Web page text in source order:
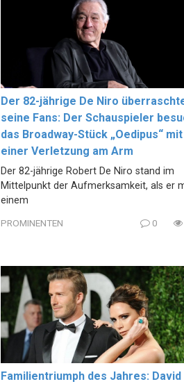
Der 82-jährige De Niro
seine Fans: Der Schauspieler
das Broadway-Stück „Oedipus“ mit
einer Verletzung am Arm
Der 82-jährige Robert De Niro stand im
Mittelpunkt der Aufmerksamkeit, als er
einem
PROMINENTEN 0
Familientriumph des Jahres: David